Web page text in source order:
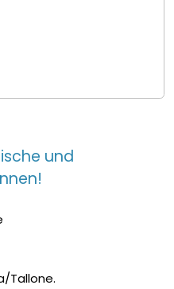
und
Tallone.